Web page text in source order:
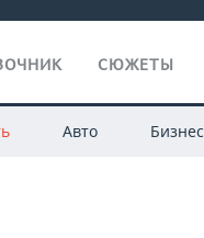
СЮЖЕТЫ
Авто Бизнес